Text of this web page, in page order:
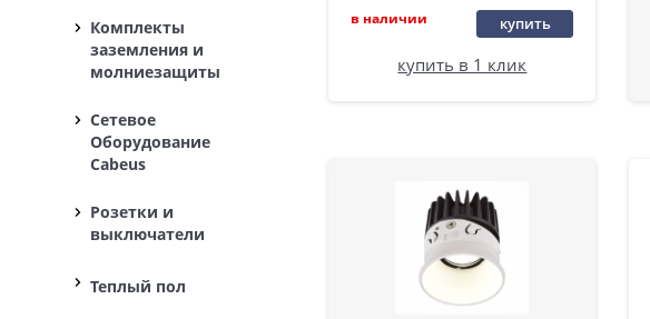
Комплекты
заземления и
молниезащиты
Сетевое
Оборудование
Cabeus
Розетки и
выключатели
Теплый пол
в наличии купить
купить в 1 клик